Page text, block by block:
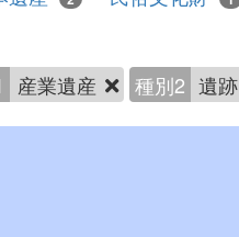
産業遺産 種別2 遺跡